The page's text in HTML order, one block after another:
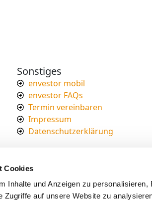
Cookies
Inhalte und Anzeigen zu
Zugriffe auf unsere Website zu
Sonstiges
envestor mobil
envestor FAQs
Termin vereinbaren
Impressum
Datenschutzerklärung